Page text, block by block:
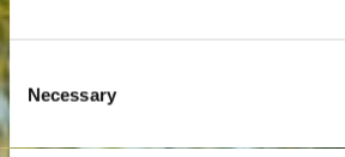
Consent
Selection
Necessary